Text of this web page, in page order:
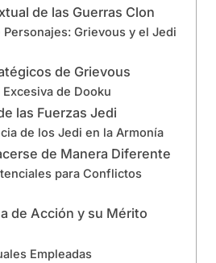
de las Guerras Clon
Personajes: Grievous y el Jedi
de Grievous
de Dooku
las Fuerzas Jedi
de los Jedi en la Armonía
de Manera Diferente
para Conflictos
de Acción y su Mérito
Empleadas